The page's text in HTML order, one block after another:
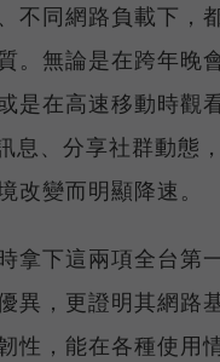
不同網路負載下，
。無論是在跨年晚
是在高速移動時觀
息、分享社群動態
改變而明顯降速。
拿下這兩項全台第
異，更證明其網路
性，能在各種使用